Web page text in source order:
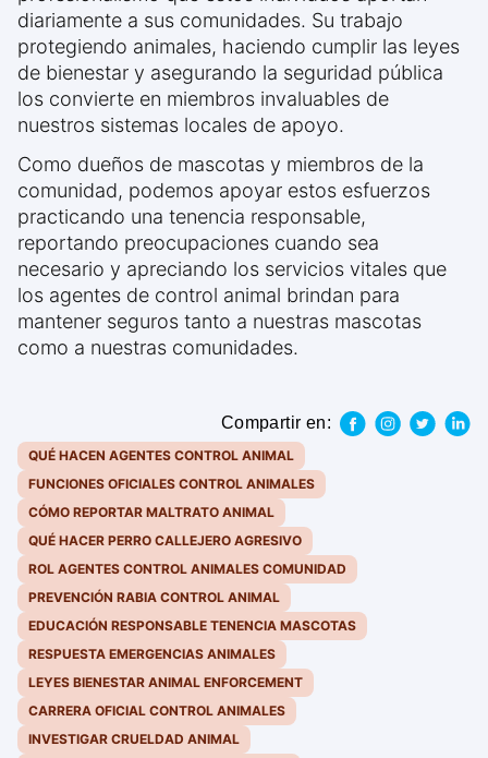
diariamente a sus comunidades. Su trabajo
protegiendo animales, haciendo cumplir las leyes
de bienestar y asegurando la seguridad pública
los convierte en miembros invaluables de
nuestros sistemas locales de apoyo.
Como dueños de mascotas y miembros de la
comunidad, podemos apoyar estos esfuerzos
practicando una tenencia responsable,
reportando preocupaciones cuando sea
necesario y apreciando los servicios vitales que
los agentes de control animal brindan para
mantener seguros tanto a nuestras mascotas
como a nuestras comunidades.
Compartir en:
QUÉ HACEN AGENTES CONTROL ANIMAL
FUNCIONES OFICIALES CONTROL ANIMALES
CÓMO REPORTAR MALTRATO ANIMAL
QUÉ HACER PERRO CALLEJERO AGRESIVO
ROL AGENTES CONTROL ANIMALES COMUNIDAD
PREVENCIÓN RABIA CONTROL ANIMAL
EDUCACIÓN RESPONSABLE TENENCIA MASCOTAS
RESPUESTA EMERGENCIAS ANIMALES
LEYES BIENESTAR ANIMAL ENFORCEMENT
CARRERA OFICIAL CONTROL ANIMALES
INVESTIGAR CRUELDAD ANIMAL